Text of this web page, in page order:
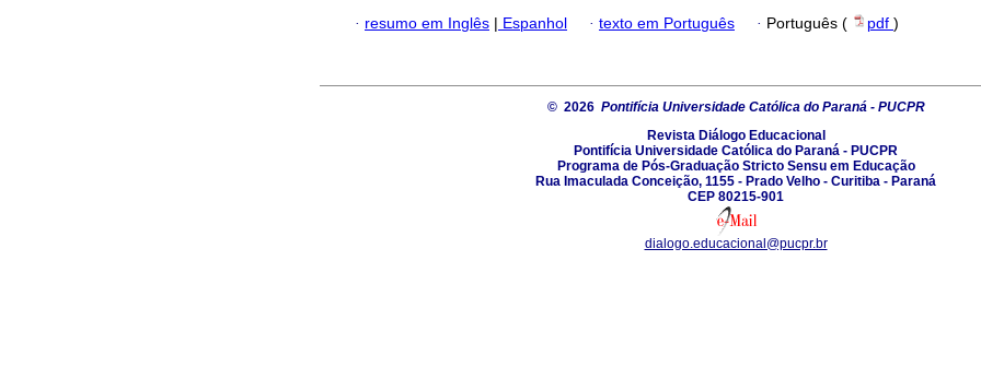
· resumo em Inglês | Espanhol · texto em Português · Português ( pdf )
© 2026 Pontifícia Universidade Católica do Paraná - PUCPR
Revista Diálogo Educacional
Pontifícia Universidade Católica do Paraná - PUCPR
Programa de Pós-Graduação Stricto Sensu em Educação
Rua Imaculada Conceição, 1155 - Prado Velho - Curitiba - Paraná
CEP 80215-901
dialogo.educacional@pucpr.br